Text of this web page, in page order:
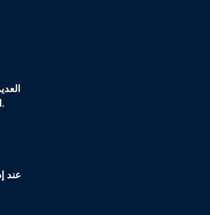
الخارجية المقاومة للصدمات، مما يضمن استمرارها لفترة أطول والحفاظ على موثوقيتها خلال الأحداث المتعددة.
عند